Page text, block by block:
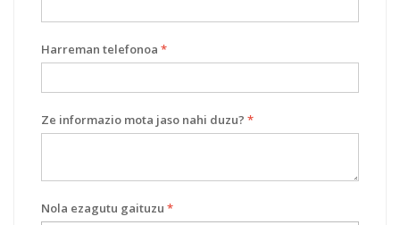
Harreman telefonoa *
Ze informazio mota jaso nahi duzu? *
Nola ezagutu gaituzu *